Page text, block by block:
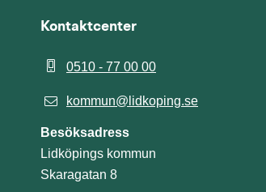
Kontaktcenter
0510 - 77 00 00
kommun@lidkoping.se
Besöksadress
Lidköpings kommun
Skaragatan 8